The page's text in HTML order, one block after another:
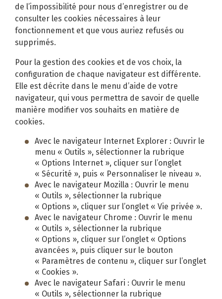
de l’impossibilité pour nous d’enregistrer ou de
consulter les cookies nécessaires à leur
fonctionnement et que vous auriez refusés ou
supprimés.
Pour la gestion des cookies et de vos choix, la
configuration de chaque navigateur est différente.
Elle est décrite dans le menu d’aide de votre
navigateur, qui vous permettra de savoir de quelle
manière modifier vos souhaits en matière de
cookies.
Avec le navigateur Internet Explorer : Ouvrir le
menu « Outils », sélectionner la rubrique
« Options Internet », cliquer sur l’onglet
« Sécurité », puis « Personnaliser le niveau ».
Avec le navigateur Mozilla : Ouvrir le menu
« Outils », sélectionner la rubrique
« Options », cliquer sur l’onglet « Vie privée ».
Avec le navigateur Chrome : Ouvrir le menu
« Outils », sélectionner la rubrique
« Options », cliquer sur l’onglet « Options
avancées », puis cliquer sur le bouton
« Paramètres de contenu », cliquer sur l’onglet
« Cookies ».
Avec le navigateur Safari : Ouvrir le menu
« Outils », sélectionner la rubrique